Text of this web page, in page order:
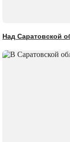
Над Саратовской